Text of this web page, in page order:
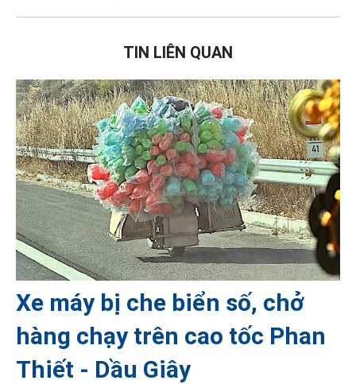
TIN LIÊN QUAN
Xe máy bị che biển số, chở
hàng chạy trên cao tốc Phan
Thiết - Dầu Giây